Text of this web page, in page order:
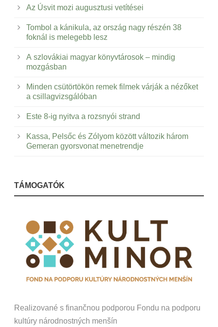
Az Úsvit mozi augusztusi vetítései
Tombol a kánikula, az ország nagy részén 38
foknál is melegebb lesz
A szlovákiai magyar könyvtárosok – mindig
mozgásban
Minden csütörtökön remek filmek várják a nézőket
a csillagvizsgálóban
Este 8-ig nyitva a rozsnyói strand
Kassa, Pelsőc és Zólyom között változik három
Gemeran gyorsvonat menetrendje
TÁMOGATÓK
Realizované s finančnou podporou Fondu na podporu
kultúry národnostných menšín